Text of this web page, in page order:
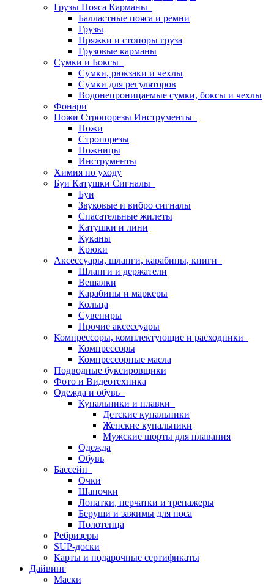
Грузы Пояса Карманы
Балластные пояса и ремни
Грузы
Пряжки и стопоры груза
Грузовые карманы
Сумки и Боксы
Сумки, рюкзаки и чехлы
Сумки для регуляторов
Водонепроницаемые сумки, боксы и чехлы
Фонари
Ножи Стропорезы Инструменты
Ножи
Стропорезы
Ножницы
Инструменты
Химия по уходу
Буи Катушки Сигналы
Буи
Звуковые и вибро сигналы
Спасательные жилеты
Катушки и лини
Куканы
Крюки
Аксессуары, шланги, карабины, книги
Шланги и держатели
Вешалки
Карабины и маркеры
Кольца
Сувениры
Прочие аксессуары
Компрессоры, комплектующие и расходники
Компрессоры
Компрессорные масла
Подводные буксировщики
Фото и Видеотехника
Одежда и обувь
Купальники и плавки
Детские купальники
Женские купальники
Мужские шорты для плавания
Одежда
Обувь
Бассейн
Очки
Шапочки
Лопатки, перчатки и тренажеры
Беруши и зажимы для носа
Полотенца
Ребризеры
SUP-доски
Карты и подарочные сертификаты
Дайвинг
Маски